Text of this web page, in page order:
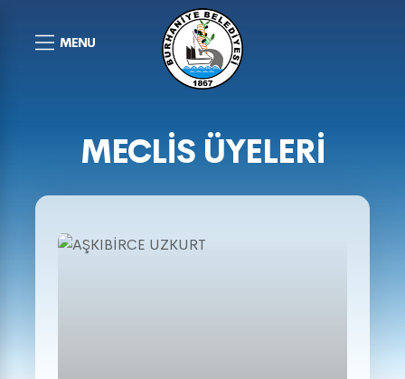
MENU
MECLİS ÜYELERİ